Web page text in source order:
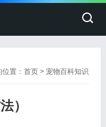
位置：首页 >宠物百科知识
）